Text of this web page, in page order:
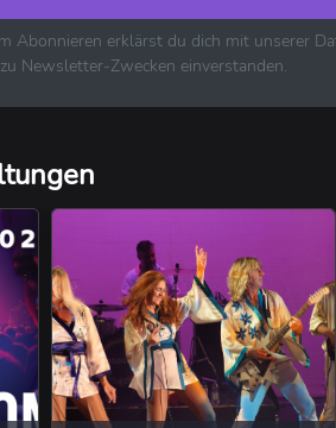
Hop ⋅ Rap
⋅ Soul ⋅ Blues ⋅ Jazz
⋅ Folk ⋅ Country ⋅ Schlager
Musik
Abonnieren erklärst du dich mit unserer
Newsletter-Zwecken einverstanden.